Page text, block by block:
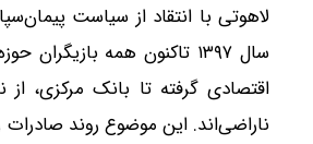
لاهوتی با انتقاد از سیاست
سال ۱۳۹۷ تاکنون همه
اقتصادی گرفته تا بانک مرکزی،
ناراضی‌اند. این موضوع روند صادرات